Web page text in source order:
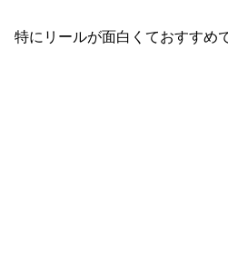
特にリールが面白くておすすめ